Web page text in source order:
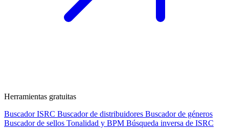
Herramientas gratuitas
Buscador ISRC Buscador de distribuidores Buscador de géneros
Buscador de sellos Tonalidad y BPM Búsqueda inversa de ISRC